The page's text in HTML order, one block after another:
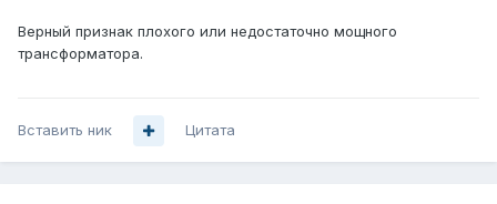
Верный признак плохого или недостаточно мощного
трансформатора.
Вставить ник Цитата